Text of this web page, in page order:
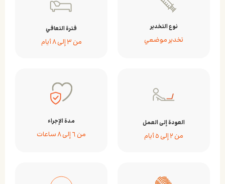
نوع التخدير
تخدير موضعي
فترة التعافي
من ٣ إلى ٨ أيام
العودة إلى العمل
من ٢ إلى ٥ أيام
مدة الإجراء
من ٦ إلى ٨ ساعات